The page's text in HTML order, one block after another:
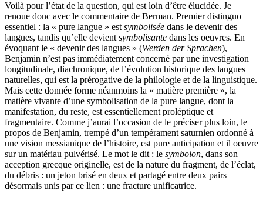
Voilà pour l’état de la question, qui est loin d’être élucidée. Je
renoue donc avec le commentaire de Berman. Premier distinguo
essentiel : la « pure langue » estsymbolisée dans le devenir des
langues, tandis qu’elle devientsymbolisante dans les oeuvres. En
évoquant le « devenir des langues » (Werden der Sprachen),
Benjamin n’est pas immédiatement concerné par une investigation
longitudinale, diachronique, de l’évolution historique des langues
naturelles, qui est la prérogative de la philologie et de la linguistique.
Mais cette donnée forme néanmoins la « matière première », la
matière vivante d’une symbolisation de la pure langue, dont la
manifestation, du reste, est essentiellement proléptique et
fragmentaire. Comme j’aurai l’occasion de le préciser plus loin, le
propos de Benjamin, trempé d’un tempérament saturnien ordonné à
une vision messianique de l’histoire, est pure anticipation et il oeuvre
sur un matériau pulvérisé. Le mot le dit : le symbolon, dans son
acception grecque originelle, est de la nature du fragment, de l’éclat,
du débris : un jeton brisé en deux et partagé entre deux pairs
désormais unis par ce lien : une fracture unificatrice.